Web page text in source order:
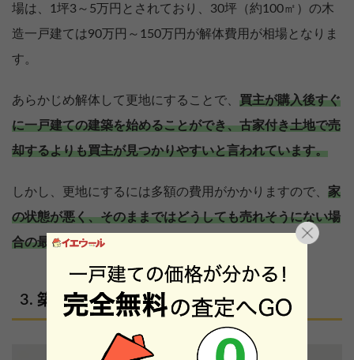
場は、1坪3～5万円とされており、30坪（約100㎡）の木
造一戸建ては90万円～150万円が解体費用が相場となりま
す。
あらかじめ解体して更地にすることで、 買主が購入後すぐ
に一戸建ての建築を始めることができ、古家付き土地で売
却するよりも買主が見つかりやすいと言われています。
しかし、更地にするには多額の費用がかかりますので、 家
の状態が悪く、そのままではどうしても売れそうにない場
合の最終手段と考えましょう。
築30年の一戸建て売却相場